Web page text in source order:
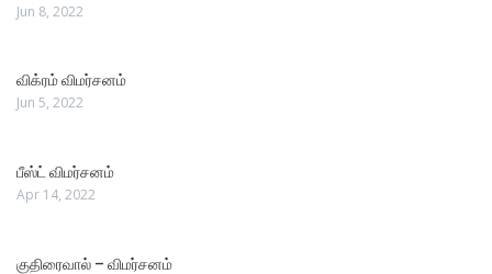
Jun 8, 2022
விக்ரம் விமர்சனம்
Jun 5, 2022
பீஸ்ட் விமர்சனம்
Apr 14, 2022
குதிரைவால் – விமர்சனம்